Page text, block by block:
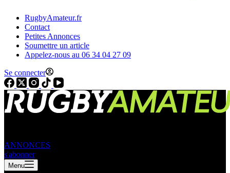
RugbyAmateur.fr
Contact
Petites Annonces
Soumettre un article
Appelez-nous au 06 34 04 27 09
Se connecter
ANNONCES
s'abonner
Menu